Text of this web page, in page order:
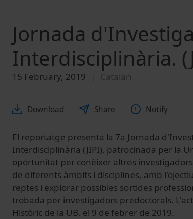
Jornada
Interdisciplinària.
15 February, 2019 Catalan
Download Share Notify
El reportatge presenta la 7a Jornada
Interdisciplinària (JIPI), patrocinada per la
oportunitat per conèixer altres
de diferents àmbits i disciplines, amb
reptes i explorar possibles sortides
trobada per investigadors predoctorals.
Històric de la UB, el 9 de febrer de 2019.